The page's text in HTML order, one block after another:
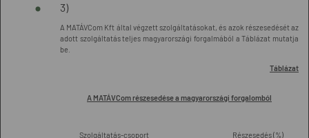
3)
A MATÁVCom Kft által végzett szolgáltatásokat, és azok részesedését az
adott szolgáltatás teljes magyarországi forgalmából a Táblázat mutatja
be.
Táblázat
A MATÁVCom részesedése a magyarországi forgalomból
Szolgáltatás-csoport Részesedés (%)